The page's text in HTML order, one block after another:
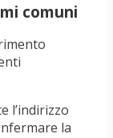
comuni
l’indirizzo
la